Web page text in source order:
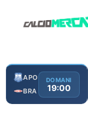
APO
BRA
DOMANI
19:00